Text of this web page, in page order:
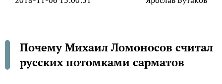
Почему Михаил Ломоносов считал
русских потомками сарматов